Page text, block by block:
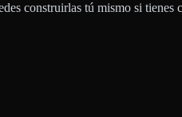
construirlas tú mismo si